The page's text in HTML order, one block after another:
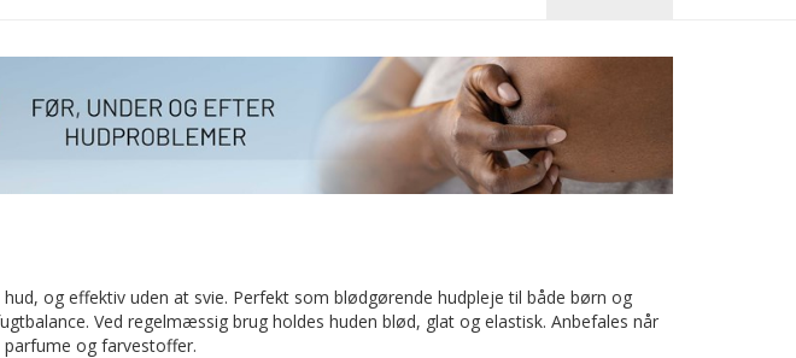
og effektiv uden at svie. Perfekt som blødgørende hudpleje til både børn og
Ved regelmæssig brug holdes huden blød, glat og elastisk. Anbefales når
og farvestoffer.